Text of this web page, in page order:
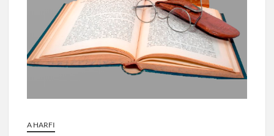
A HARFI